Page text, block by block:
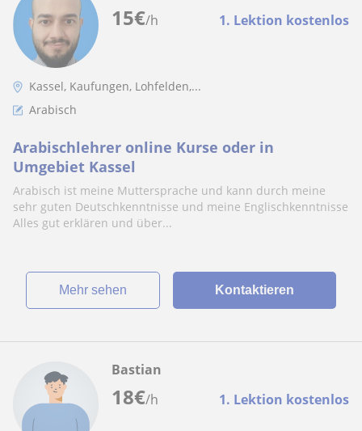
15€/h 1. Lektion kostenlos
Kassel, Kaufungen, Lohfelden,...
Arabisch
Arabischlehrer online Kurse oder in
Umgebiet Kassel
Arabisch ist meine Muttersprache und kann durch meine
sehr guten Deutschkenntnisse und meine Englischkenntnisse
Alles gut erklären und über...
Mehr sehen Kontaktieren
18€/h 1. Lektion kostenlos
Bastian